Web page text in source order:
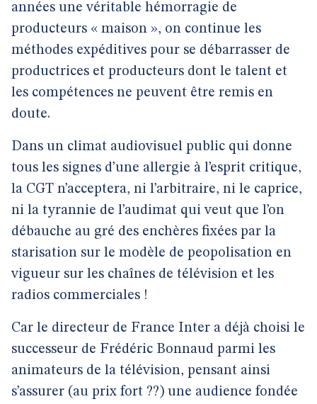
années une véritable hémorragie de
producteurs « maison », on continue les
méthodes expéditives pour se débarrasser de
productrices et producteurs dont le talent et
les compétences ne peuvent être remis en
doute.
Dans un climat audiovisuel public qui donne
tous les signes d’une allergie à l’esprit critique,
la CGT n’acceptera, ni l’arbitraire, ni le caprice,
ni la tyrannie de l’audimat qui veut que l’on
débauche au gré des enchères fixées par la
starisation sur le modèle de peopolisation en
vigueur sur les chaînes de télévision et les
radios commerciales !
Car le directeur de France Inter a déjà choisi le
successeur de Frédéric Bonnaud parmi les
animateurs de la télévision, pensant ainsi
s’assurer (au prix fort ??) une audience fondée